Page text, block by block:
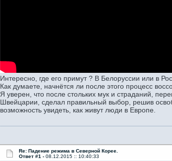
Интересно, где его примут ? В Белоруссии или в
Как думаете, начнётся ли после этого процесс
Я уверен, что после стольких мук и страданий,
Швейцарии, сделал правильный выбор, решив
возможность увидеть, как живут люди в Европе.
Re: Падение режима в Северной Корее.
Ответ #1 - 08.12.2015 :: 10:40:33